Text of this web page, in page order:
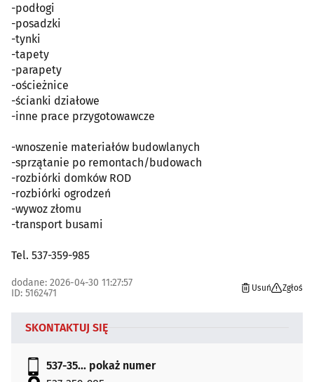
-podłogi
-posadzki
-tynki
-tapety
-parapety
-ościeżnice
-ścianki działowe
-inne prace przygotowawcze
-wnoszenie materiałów budowlanych
-sprzątanie po remontach/budowach
-rozbiórki domków ROD
-rozbiórki ogrodzeń
-wywoz złomu
-transport busami
Tel. 537-359-985
dodane: 2026-04-30 11:27:57
ID: 5162471
Usuń Zgłoś
SKONTAKTUJ SIĘ
537-35... pokaż numer